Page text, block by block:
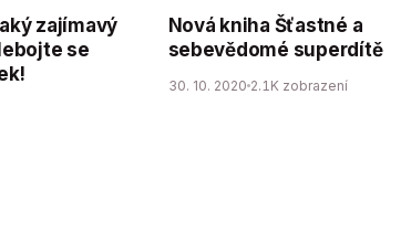
zajímavý
se
Nová kniha Šťastné a
sebevědomé superdítě
30. 10. 2020 2.1K zobrazení